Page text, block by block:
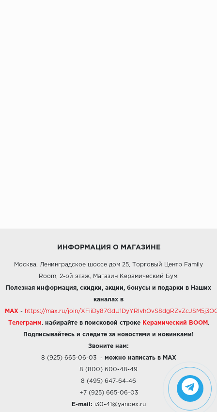
ИНФОРМАЦИЯ О МАГАЗИНЕ
Москва, Ленинградское шоссе дом 25, Торговый Центр Family
Room, 2-ой этаж, Магазин Керамический Бум.
Полезная информация, скидки, акции, бонусы и подарки в Наших
каналах в
MAX - https://max.ru/join/
Телеграмм набирайте в поисковой строке Керамический BOOM .
Подписывайтесь и следите за новостями и новинками!
Звоните нам:
8 (925) 665-06-03- можно написать в MAX
8 (800) 600-48-49
8 (495) 647-64-46
+7 (925) 665-06-03
E-mail: i30-41@yandex.ru